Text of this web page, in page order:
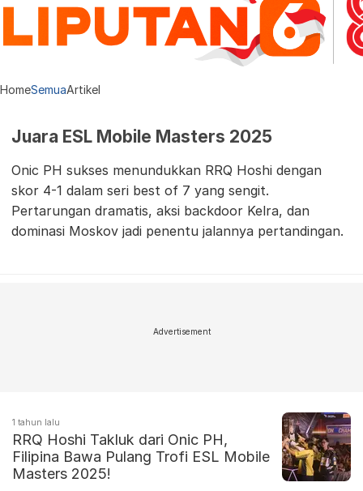
HomeSemuaArtikel
Juara ESL Mobile Masters 2025
Onic PH sukses menundukkan RRQ Hoshi dengan
skor 4-1 dalam seri best of 7 yang sengit.
Pertarungan dramatis, aksi backdoor Kelra, dan
dominasi Moskov jadi penentu jalannya pertandingan.
Advertisement
1 tahun lalu
RRQ Hoshi Takluk dari Onic PH,
Filipina Bawa Pulang Trofi ESL Mobile
Masters 2025!